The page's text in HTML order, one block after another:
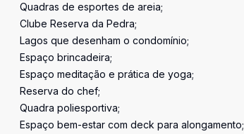
Quadras de esportes de areia;
Clube Reserva da Pedra;
Lagos que desenham o condomínio;
Espaço brincadeira;
Espaço meditação e prática de yoga;
Reserva do chef;
Quadra poliesportiva;
Espaço bem-estar com deck para alongamento;